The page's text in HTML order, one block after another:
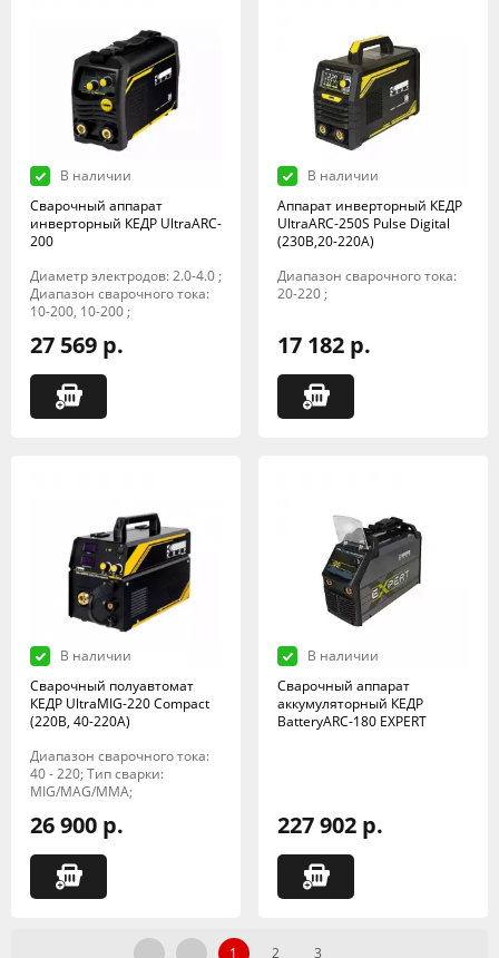
В наличии
Сварочный аппарат
инверторный КЕДР UltraARC-
200
Диаметр электродов: 2.0-4.0 ;
Диапазон сварочного тока:
10-200, 10-200 ;
27 569 р.
В наличии
Аппарат инверторный КЕДР
UltraARC-250S Pulse Digital
(230В,20-220А)
Диапазон сварочного тока:
20-220 ;
17 182 р.
В наличии
Сварочный полуавтомат
КЕДР UltraMIG-220 Compact
(220B, 40-220A)
Диапазон сварочного тока:
40 - 220; Тип сварки:
MIG/MAG/MMA;
26 900 р.
В наличии
Сварочный аппарат
аккумуляторный КЕДР
BatteryARC-180 EXPERT
227 902 р.
1 2 3